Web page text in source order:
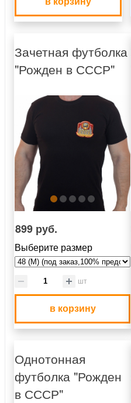
Зачетная футболка
"Рожден в СССР"
899 руб.
Выберите размер
шт
в корзину
Однотонная
футболка "Рожден
в СССР"